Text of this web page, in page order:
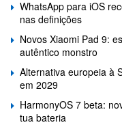
WhatsApp para iOS
nas definições
Novos Xiaomi Pad 9:
autêntico monstro
Alternativa europeia à
em 2029
HarmonyOS 7 beta:
tua bateria